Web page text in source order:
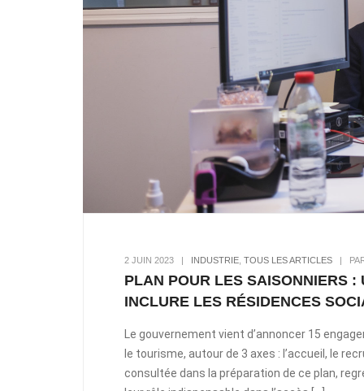
2 JUIN 2023 | INDUSTRIE TOUS LES ARTICLES |
PLAN POUR LES SAISONNIERS :
INCLURE LES RÉSIDENCES
Le gouvernement vient d’annoncer 15
le tourisme, autour de 3 axes : l’accueil, le
consultée dans la préparation de ce plan,